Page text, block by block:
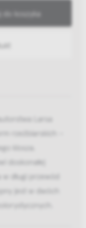
do koszyka
Larsa
rzeźbiarskich –
klosza.
doskonałej
długi przewód
jest w dwóch